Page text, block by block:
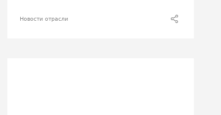
Новости отрасли